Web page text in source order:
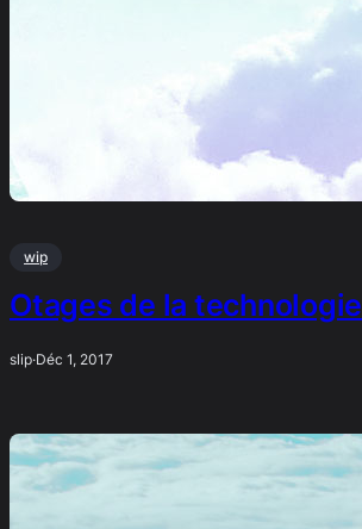
wip
Otages de la technologie
slip·Déc 1, 2017